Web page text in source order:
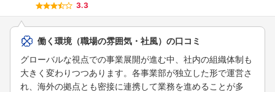
3.3
働く環境（職場の雰囲気・社風）の口コミ
グローバルな視点での事業展開が進む中、社内の組織体制も
大きく変わりつつあります。各事業部が独立した形で運営さ
れ、海外の拠点とも密接に連携して業務を進めることが多